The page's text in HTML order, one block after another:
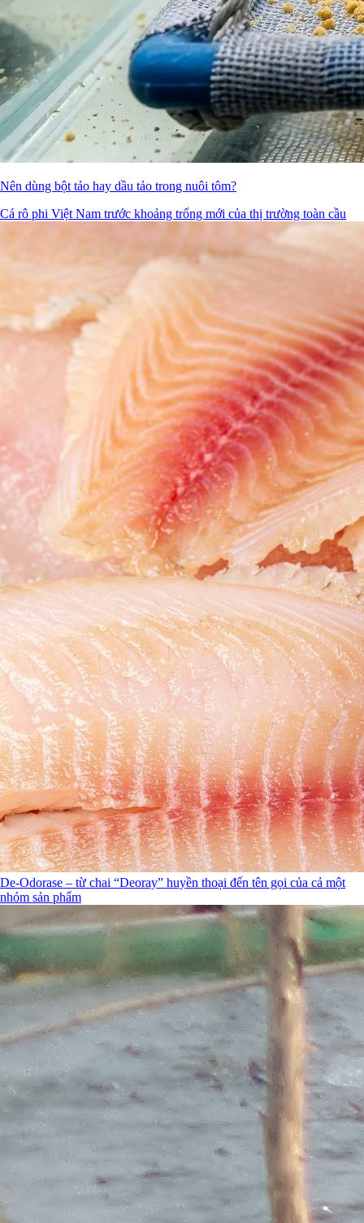
Nên dùng bột tảo hay dầu tảo trong nuôi tôm?
Cá rô phi Việt Nam trước khoảng trống mới của thị trường toàn cầu
De-Odorase – từ chai “Deoray” huyền thoại đến tên gọi của cả một
nhóm sản phẩm